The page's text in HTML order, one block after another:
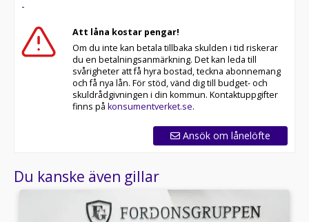
-
Att låna kostar pengar!
Om du inte kan betala tillbaka skulden i tid riskerar
du en betalningsanmärkning. Det kan leda till
svårigheter att få hyra bostad, teckna abonnemang
och få nya lån. För stöd, vänd dig till budget- och
skuldrådgivningen i din kommun. Kontaktuppgifter
finns på konsumentverket.se.
Ansök om lånelöfte
Du kanske även gillar